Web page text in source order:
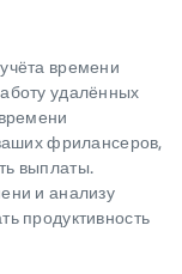
времени
удалённых
фрилансеров,
выплаты.
и анализу
продуктивность